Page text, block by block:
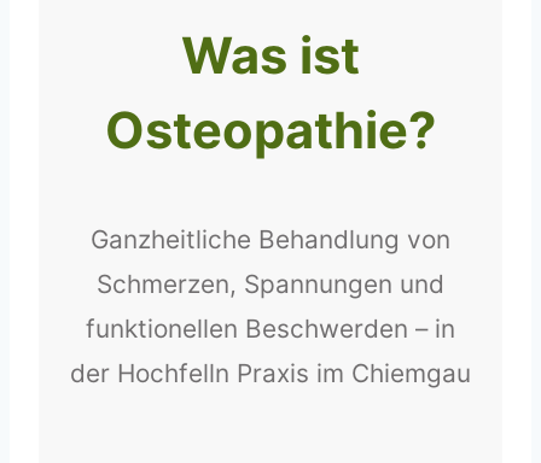
Was ist
Osteopathie?
Ganzheitliche Behandlung von
Schmerzen, Spannungen und
funktionellen Beschwerden – in
der Hochfelln Praxis im Chiemgau